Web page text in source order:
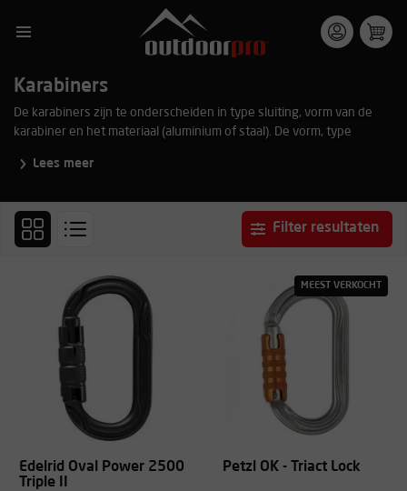
Karabiners
De karabiners zijn te onderscheiden in type sluiting, vorm van de
karabiner en het materiaal (aluminium of staal). De vorm, type
toepassing. Ook zijn er karabiners verkrijgbaar in verschillende
karabiners.
Lees meer
Filter resultaten
Edelrid Oval Power 2500
Triple II
MEEST VERKOCHT
Petzl OK - Triact Lock